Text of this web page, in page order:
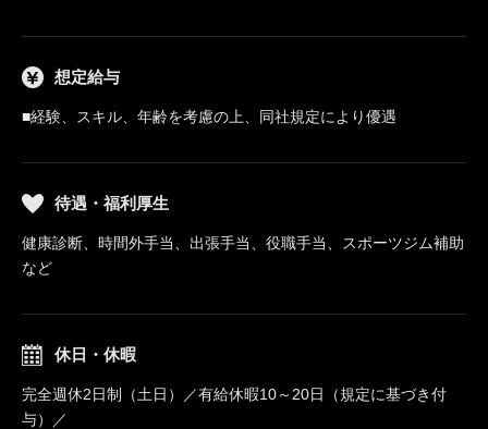
想定給与
■経験、スキル、年齢を考慮の上、同社規定により優遇
待遇・福利厚生
健康診断、時間外手当、出張手当、役職手当、スポーツジム補助
など
休日・休暇
完全週休2日制（土日）／有給休暇10～20日（規定に基づき付
与）／